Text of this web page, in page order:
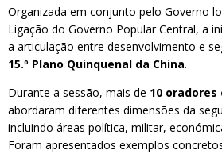
Organizada em conjunto pelo Governo
Ligação do Governo Popular Central, a
a articulação entre desenvolvimento e
15.º Plano Quinquenal da China.
Durante a sessão, mais de 10 oradores
abordaram diferentes dimensões da
incluindo áreas política, militar,
Foram apresentados exemplos